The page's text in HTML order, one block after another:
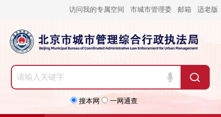
访问我的专属空间 市城市管理委 邮箱 适老版
搜本网 一网通查